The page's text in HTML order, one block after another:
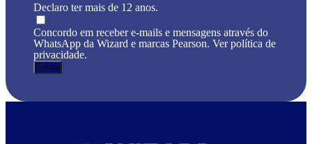
Declaro ter mais de 12 anos.
Concordo em receber e-mails e mensagens através do
WhatsApp da Wizard e marcas Pearson. Ver política de
privacidade.